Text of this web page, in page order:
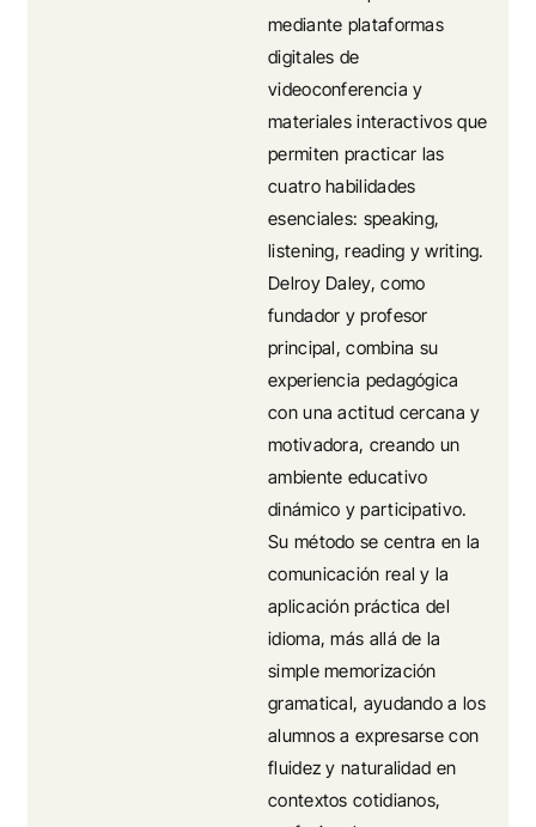
mediante plataformas
digitales de
videoconferencia y
materiales interactivos que
permiten practicar las
cuatro habilidades
esenciales: speaking,
listening, reading y writing.
Delroy Daley, como
fundador y profesor
principal, combina su
experiencia pedagógica
con una actitud cercana y
motivadora, creando un
ambiente educativo
dinámico y participativo.
Su método se centra en la
comunicación real y la
aplicación práctica del
idioma, más allá de la
simple memorización
gramatical, ayudando a los
alumnos a expresarse con
fluidez y naturalidad en
contextos cotidianos,